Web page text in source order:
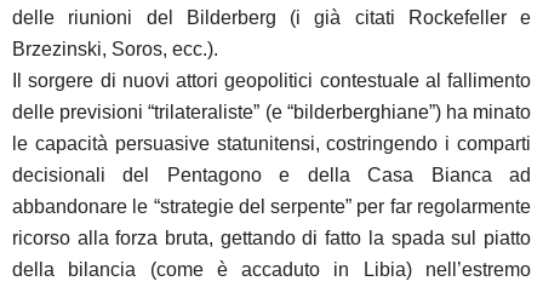
delle riunioni del Bilderberg (i già citati Rockefeller e
Brzezinski, Soros, ecc.).
Il sorgere di nuovi attori geopolitici contestuale al fallimento
delle previsioni “trilateraliste” (e “bilderberghiane”) ha minato
le capacità persuasive statunitensi, costringendo i comparti
decisionali del Pentagono e della Casa Bianca ad
abbandonare le “strategie del serpente” per far regolarmente
ricorso alla forza bruta, gettando di fatto la spada sul piatto
della bilancia (come è accaduto in Libia) nell’estremo